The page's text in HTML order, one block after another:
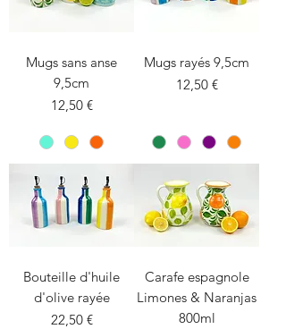
Mugs sans anse
9,5cm
Prix
12,50 €
Mugs rayés 9,5cm
Prix
12,50 €
Bouteille d'huile
d'olive rayée
Prix
22,50 €
Carafe espagnole
Limones & Naranjas
800ml